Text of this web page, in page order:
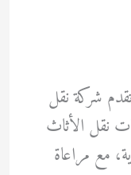
شركة نقل
نقل الأثاث
مع مراعاة